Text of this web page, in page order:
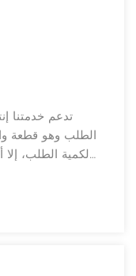
تدعم خدمتنا
الطلب وهو قطعة
لكمية الطلب، إلا